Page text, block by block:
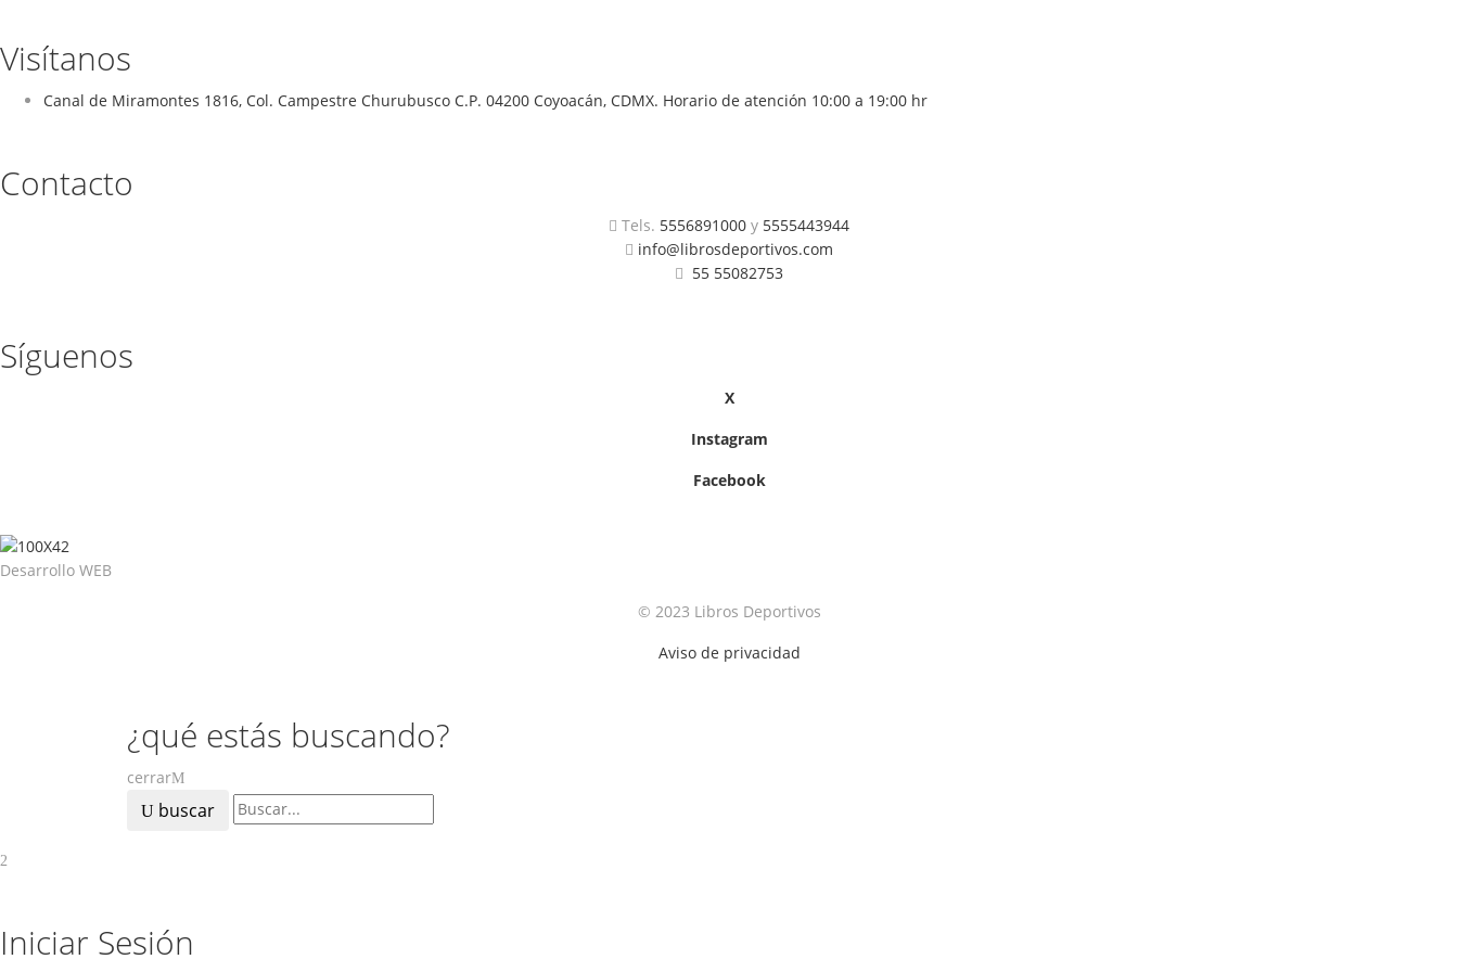
Visítanos
Canal de Miramontes 1816, Col. Campestre Churubusco C.P. 04200 Coyoacán, CDMX. Horario de atención 10:00 a 19:00 hr
Contacto
Tels. 5556891000 y 5555443944
info@librosdeportivos.com
55 55082753
Síguenos
X
Instagram
Facebook
Desarrollo WEB
© 2023 Libros Deportivos
Aviso de privacidad
¿qué estás buscando?
cerrar
buscar
Iniciar Sesión